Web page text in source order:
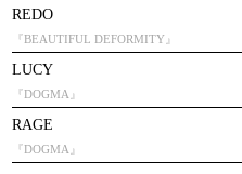
REDO
『BEAUTIFUL DEFORMITY』
LUCY
『DOGMA』
RAGE
『DOGMA』